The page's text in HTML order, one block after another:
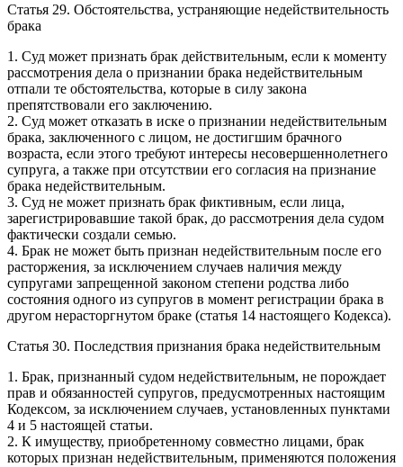
Статья 29. Обстоятельства, устраняющие недействительность
брака
1. Суд может признать брак действительным, если к моменту
рассмотрения дела о признании брака недействительным
отпали те обстоятельства, которые в силу закона
препятствовали его заключению.
2. Суд может отказать в иске о признании недействительным
брака, заключенного с лицом, не достигшим брачного
возраста, если этого требуют интересы несовершеннолетнего
супруга, а также при отсутствии его согласия на признание
брака недействительным.
3. Суд не может признать брак фиктивным, если лица,
зарегистрировавшие такой брак, до рассмотрения дела судом
фактически создали семью.
4. Брак не может быть признан недействительным после его
расторжения, за исключением случаев наличия между
супругами запрещенной законом степени родства либо
состояния одного из супругов в момент регистрации брака в
другом нерасторгнутом браке (статья 14 настоящего Кодекса).
Статья 30. Последствия признания брака недействительным
1. Брак, признанный судом недействительным, не порождает
прав и обязанностей супругов, предусмотренных настоящим
Кодексом, за исключением случаев, установленных пунктами
4 и 5 настоящей статьи.
2. К имуществу, приобретенному совместно лицами, брак
которых признан недействительным, применяются положения